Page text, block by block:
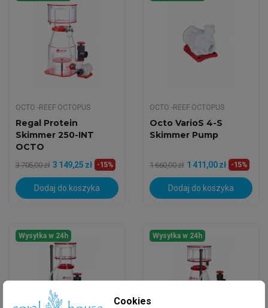
OCTO -REEF OCTOPUS
Regal Protein
Skimmer 250-INT
OCTO
3 705,00 zł 3 149,25 zł -15%
Dodaj do koszyka
OCTO -REEF OCTOPUS
Octo VarioS 4-S
Skimmer Pump
1 660,00 zł 1 411,00 zł -15%
Dodaj do koszyka
Wysyłka w 24h Wysyłka w 24h
Cookies